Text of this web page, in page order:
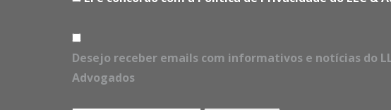
Desejo receber emails com informativos e notícias do
Advogados